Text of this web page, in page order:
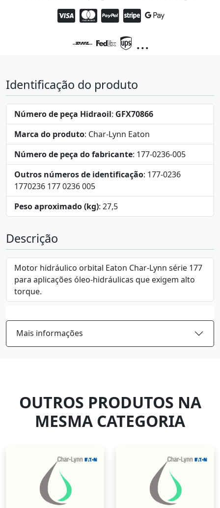
...
Identificação do produto
Número de peça Hidraoil: GFX70866
Marca do produto: Char-Lynn Eaton
Número de peça do fabricante: 177-0236-005
Outros números de identificação: 177-0236
1770236 177 0236 005
Peso aproximado (kg): 27,5
Descrição
Motor hidráulico orbital Eaton Char-Lynn série 177
para aplicações óleo-hidráulicas que exigem alto
torque.
Mais informações
OUTROS PRODUTOS NA
MESMA CATEGORIA